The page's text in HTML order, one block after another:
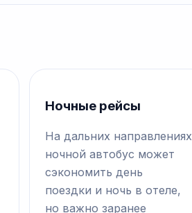
Ночные рейсы
На дальних направлениях
ночной автобус может
сэкономить день
поездки и ночь в отеле,
но важно заранее